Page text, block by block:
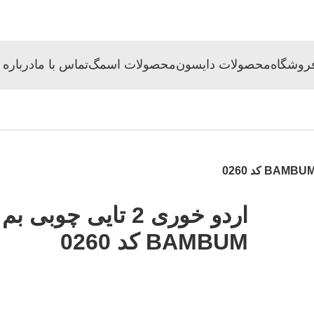
محصولات دایسونمحصولات اسمگتماس با ما
اردو خوری 2 تایی
BAMBUM کد 0260